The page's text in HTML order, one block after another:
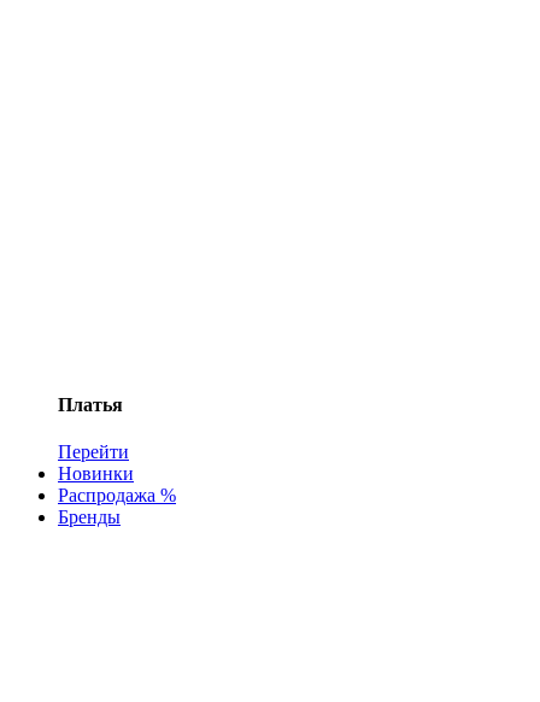
Платья
Перейти
Новинки
Распродажа %
Бренды